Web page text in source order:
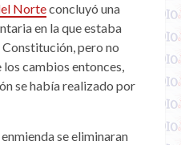
Norteconcluyó una
en la que estaba
pero no
cambios entonces,
se había realizado por
se eliminaran